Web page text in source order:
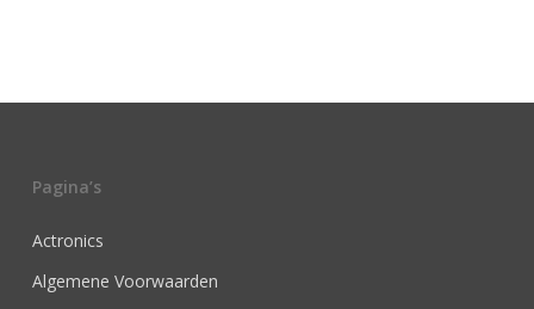
Pagina’s
Actronics
Algemene Voorwaarden